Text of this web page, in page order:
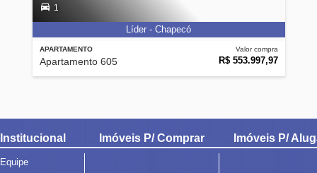
APARTAMENTO
Apartamento 605
Valor compra
R$ 553.997,97
1
Líder - Chapecó
Institucional
Equipe
Imóveis P/ Comprar Imóveis P/